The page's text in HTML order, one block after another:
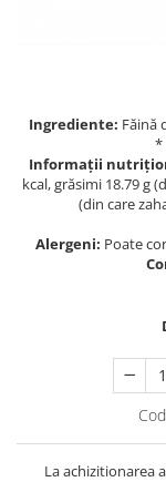
REMEDII NATURISTE
TOATE PRODUSELE
Ingrediente: Făină
*
Informații
kcal, grăsimi 18.79 g
(din care
Alergeni: Poate
La achizitionarea